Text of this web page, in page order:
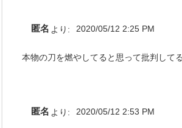
匿名 より: 2020/05/12 2:25 PM
本物の刀を燃やしてると思って批判して
匿名 より: 2020/05/12 2:53 PM